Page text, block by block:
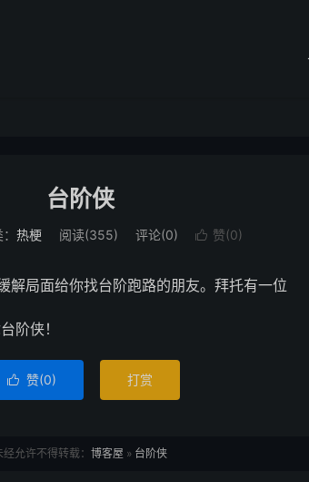
台阶侠
热梗 阅读(355) 评论(0)  赞(0)
解局面给你找台阶跑路的朋友。拜托有一位
阶侠！
 赞(0) 打赏
经允许不得转载： 博客屋 » 台阶侠